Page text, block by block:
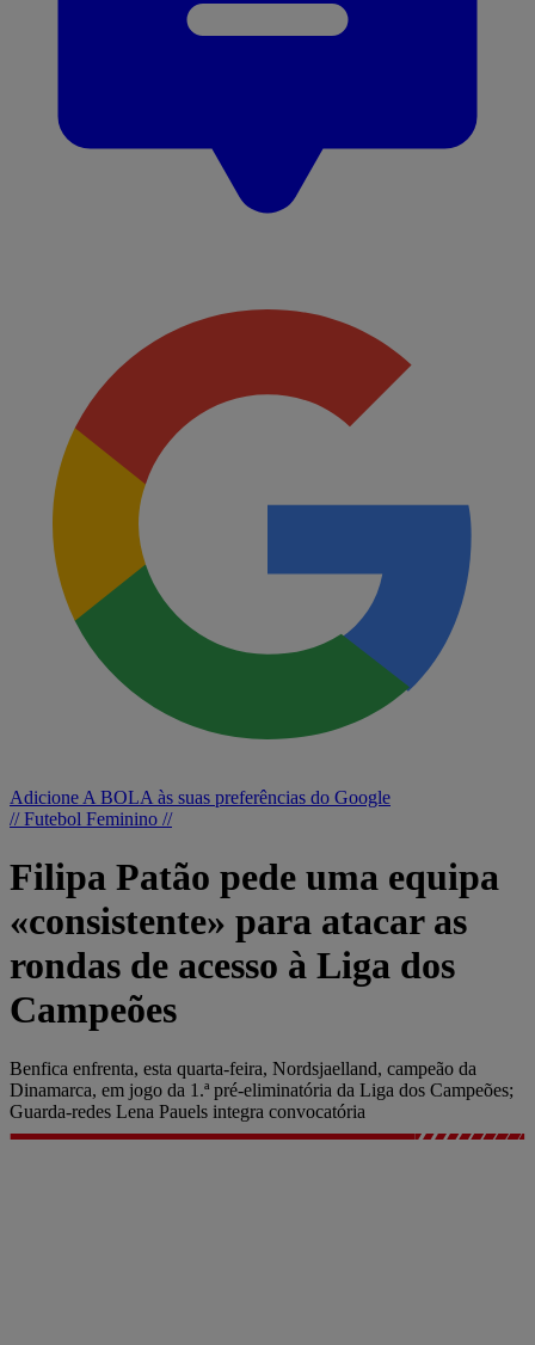
Adicione A BOLA às suas preferências do Google
// Futebol Feminino //
Filipa Patão pede uma equipa
«consistente» para atacar as
rondas de acesso à Liga dos
Campeões
Benfica enfrenta, esta quarta-feira, Nordsjaelland, campeão da
Dinamarca, em jogo da 1.ª pré-eliminatória da Liga dos Campeões;
Guarda-redes Lena Pauels integra convocatória